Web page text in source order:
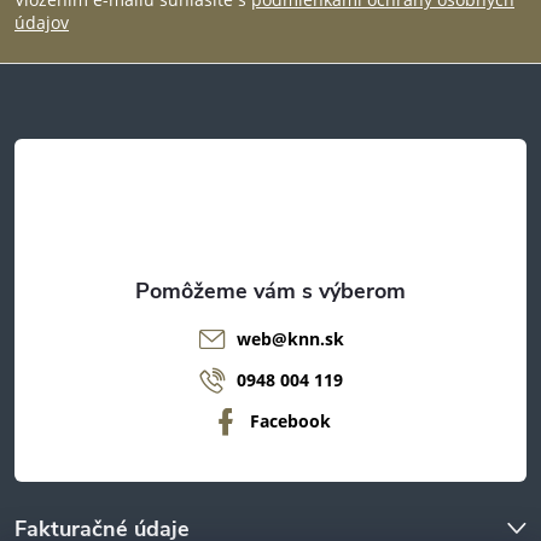
p
t
údajov
Fakturačné údaje
web@knn.sk
0948 004 119
Facebook